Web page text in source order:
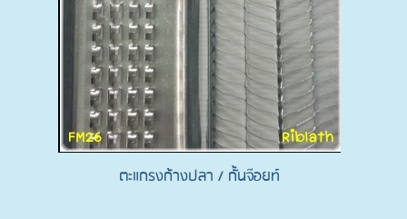
ตะแกรงก้างปลา / กั้นจ๊อยท์